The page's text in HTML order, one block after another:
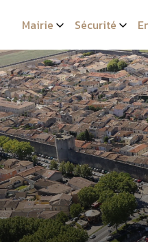
Mairie Sécurité